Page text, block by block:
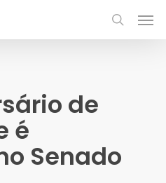
de
é
Senado